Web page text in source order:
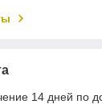
14 дней по